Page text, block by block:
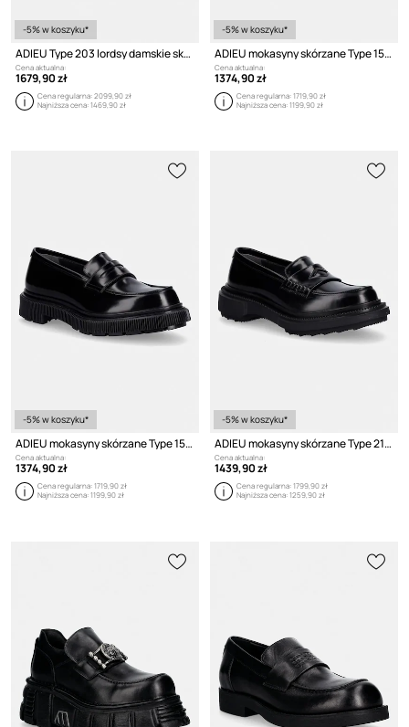
-5% w koszyku*
ADIEU Type 203 lordsy damskie skórzane
Cena aktualna:
1679,90 zł
Cena regularna:2099,90 zł
Najniższa cena:1469,90 zł
-5% w koszyku*
ADIEU mokasyny skórzane Type 159
Cena aktualna:
1374,90 zł
Cena regularna:1719,90 zł
Najniższa cena:1199,90 zł
-5% w koszyku*
ADIEU mokasyny skórzane Type 159
Cena aktualna:
1374,90 zł
Cena regularna:1719,90 zł
Najniższa cena:1199,90 zł
-5% w koszyku*
ADIEU mokasyny skórzane Type 218
Cena aktualna:
1439,90 zł
Cena regularna:1799,90 zł
Najniższa cena:1259,90 zł